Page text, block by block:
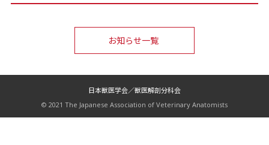
お知らせ一覧
日本獣医学会／獣医解剖分科会
© 2021 The Japanese Association of Veterinary Anatomists